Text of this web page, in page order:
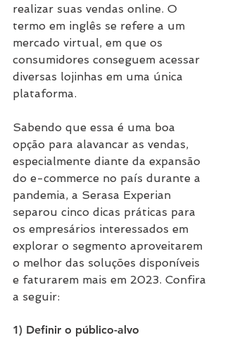
realizar suas vendas online. O
termo em inglês se refere a um
mercado virtual, em que os
consumidores conseguem acessar
diversas lojinhas em uma única
plataforma.
Sabendo que essa é uma boa
opção para alavancar as vendas,
especialmente diante da expansão
do e-commerce no país durante a
pandemia, a Serasa Experian
separou cinco dicas práticas para
os empresários interessados em
explorar o segmento aproveitarem
o melhor das soluções disponíveis
e faturarem mais em 2023. Confira
a seguir:
1) Definir o público-alvo